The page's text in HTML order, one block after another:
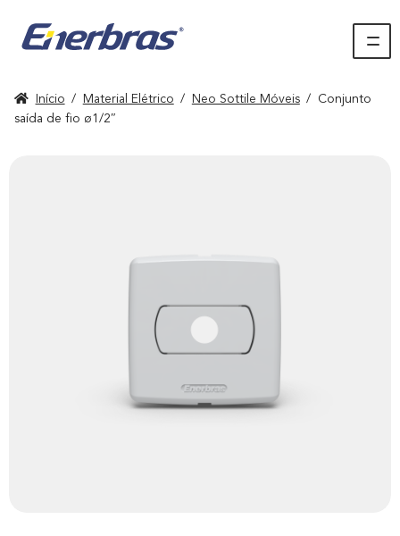
Início / Material Elétrico / Neo Sottile Móveis /
Conjunto
saída de fio ø1/2″